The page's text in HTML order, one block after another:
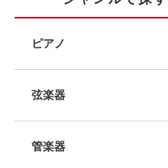
ピアノ
弦楽器
管楽器